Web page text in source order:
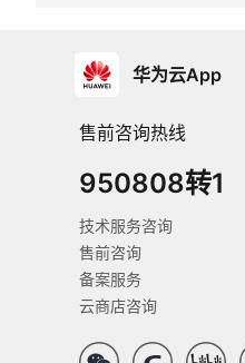
华为云App
售前咨询热线
950808转1
技术服务咨询
售前咨询
备案服务
云商店咨询